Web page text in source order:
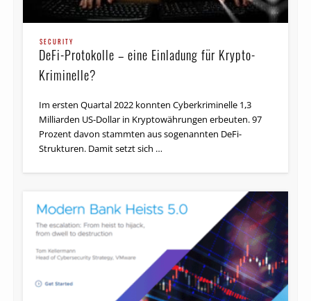
SECURITY
DeFi-Protokolle – eine Einladung für Krypto-
Kriminelle?
Im ersten Quartal 2022 konnten Cyberkriminelle 1,3
Milliarden US-Dollar in Kryptowährungen erbeuten. 97
Prozent davon stammten aus sogenannten DeFi-
Strukturen. Damit setzt sich …